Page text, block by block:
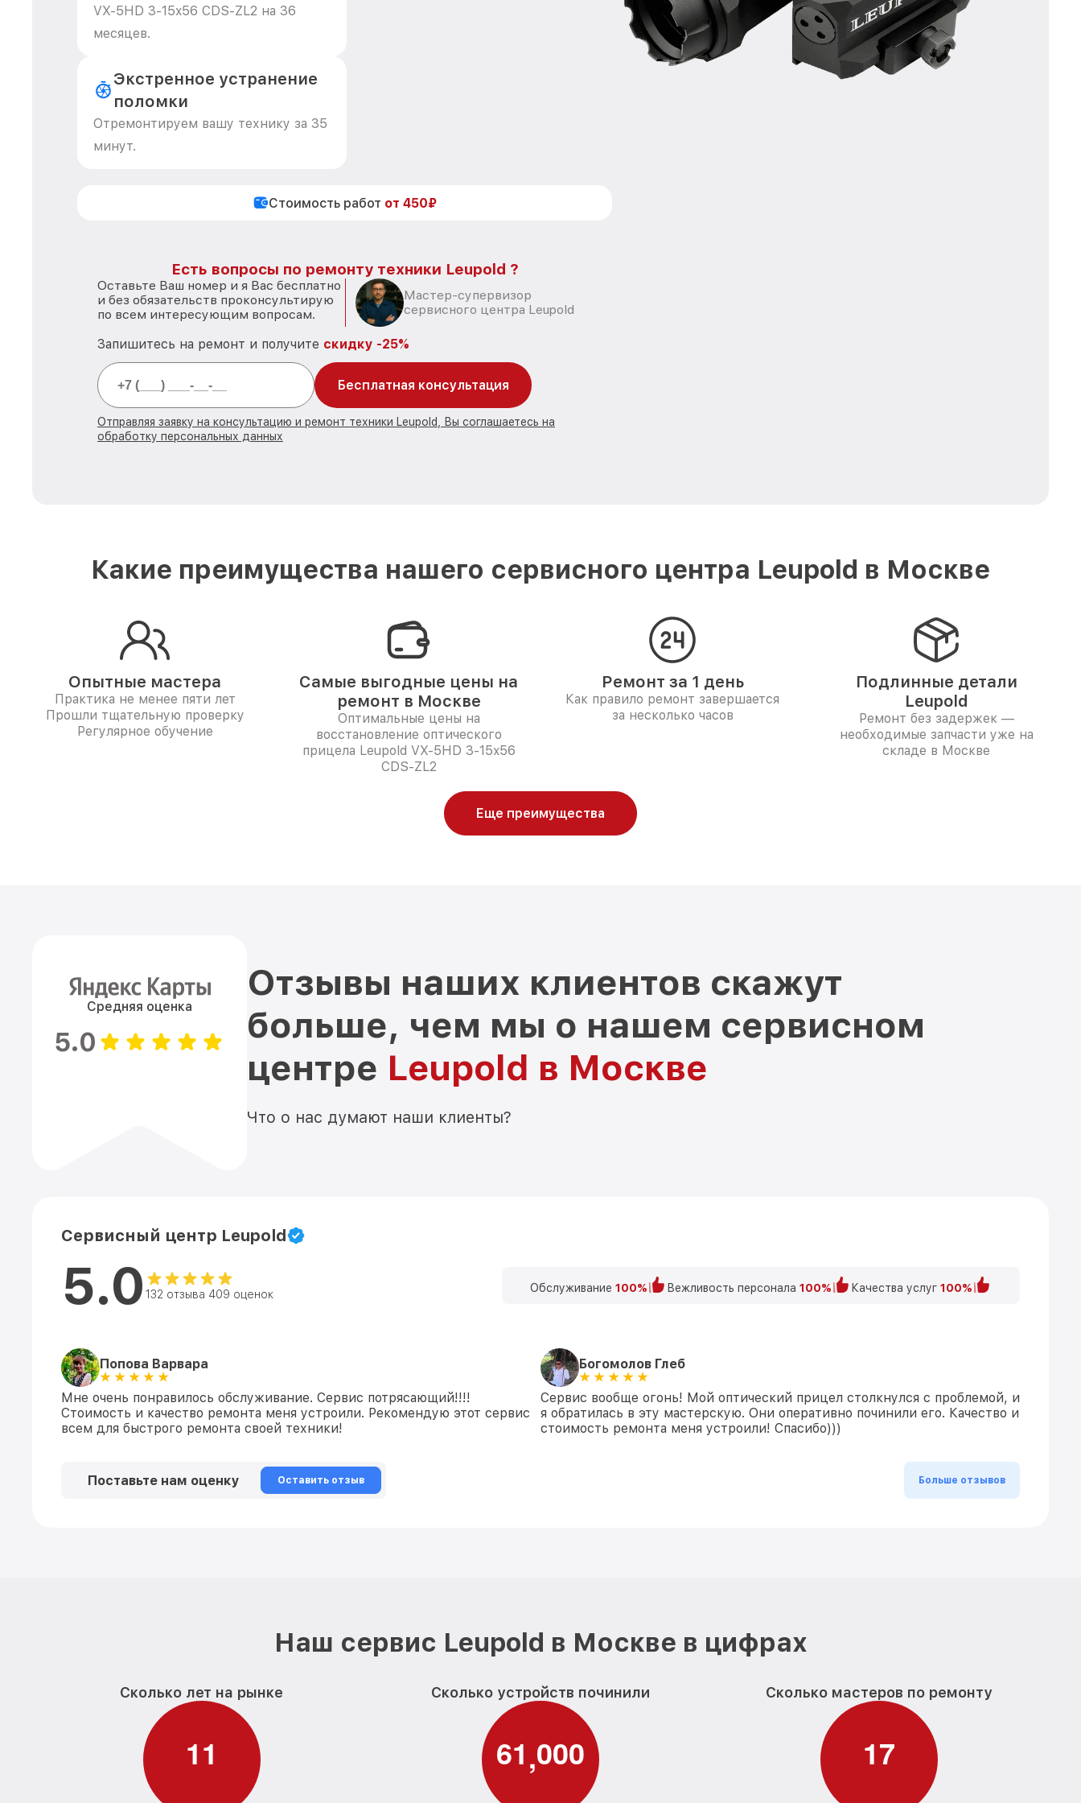
VX-5HD 3-15x56 CDS-ZL2 на 36
месяцев.
Экстренное устранение
поломки
Отремонтируем вашу технику за 35
минут.
Стоимость работ от 450₽
Есть вопросы по ремонту техники Leupold ?
Оставьте Ваш номер и я Вас бесплатно
и без обязательств проконсультирую
по всем интересующим вопросам.
Мастер-супервизор
сервисного центра Leupold
Запишитесь на ремонт и получите скидку -25%
Бесплатная консультация
Отправляя заявку на консультацию и ремонт техники Leupold, Вы соглашаетесь на
обработку персональных данных
Какие преимущества нашего сервисного центра Leupold в Москве
Опытные мастера
Практика не менее пяти лет
Прошли тщательную проверку
Регулярное обучение
Самые выгодные цены на
ремонт в Москве
Оптимальные цены на
восстановление оптического
прицела Leupold VX-5HD 3-15x56
CDS-ZL2
Ремонт за 1 день
Как правило ремонт завершается
за несколько часов
Подлинные детали
Leupold
Ремонт без задержек —
необходимые запчасти уже на
складе в Москве
Еще преимущества
Средняя оценка
5.0
Отзывы наших клиентов скажут
больше, чем мы о нашем сервисном
центре Leupold в Москве
Что о нас думают наши клиенты?
Сервисный центр Leupold
5.0 132 отзыва 409 оценок Обслуживание 100% Вежливость персонала 100% Качества услуг 100%
Попова Варвара
Мне очень понравилось обслуживание. Сервис потрясающий!!!!
Стоимость и качество ремонта меня устроили. Рекомендую этот сервис
всем для быстрого ремонта своей техники!
Богомолов Глеб
Сервис вообще огонь! Мой оптический прицел столкнулся с проблемой, и
я обратилась в эту мастерскую. Они оперативно починили его. Качество и
стоимость ремонта меня устроили! Спасибо)))
Поставьте нам оценку Оставить отзыв Больше отзывов
Наш сервис Leupold в Москве в цифрах
Сколько лет на рынке
11
Сколько устройств починили
61,000
Сколько мастеров по ремонту
17